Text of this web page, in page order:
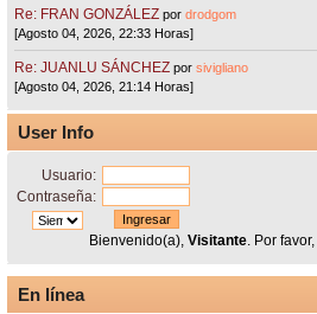
Re: FRAN GONZÁLEZ pordrodgom
[Agosto 04, 2026, 22:33 Horas]
Re: JUANLU SÁNCHEZ porsivigliano
[Agosto 04, 2026, 21:14 Horas]
User Info
Usuario:
Contraseña:
Bienvenido(a), Visitante. Por favor,
En línea